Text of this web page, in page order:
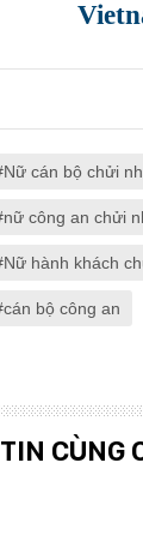
Nữ cán bộ chửi
nữ công an chửi
Nữ hành khách
cán bộ công an
TIN CÙNG